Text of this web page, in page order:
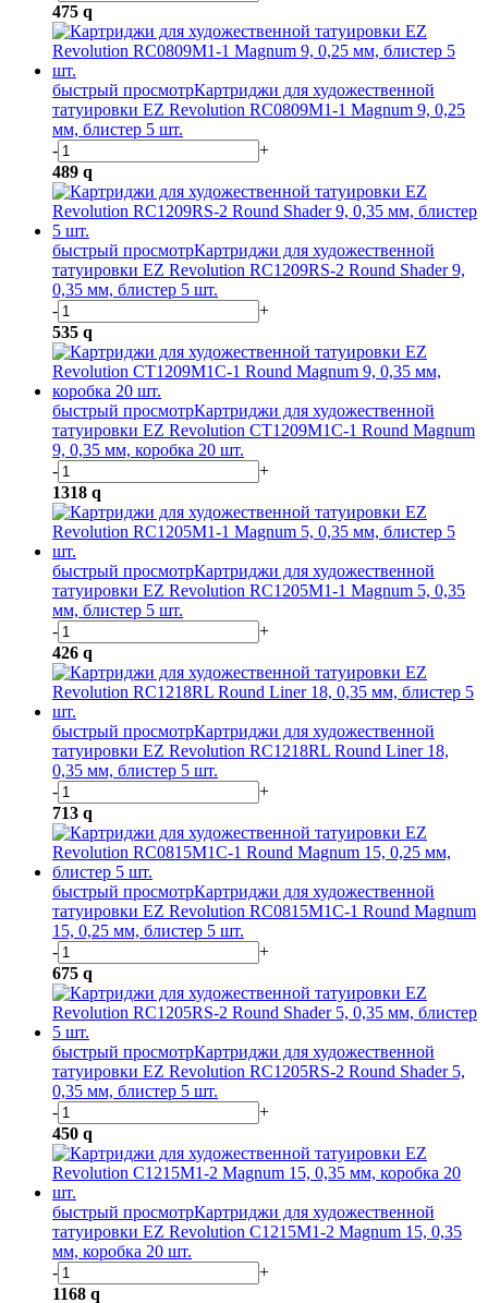
475 q
быстрый просмотрКартриджи для художественной
татуировки EZ Revolution RC0809M1-1 Magnum 9, 0,25
мм, блистер 5 шт.
-
+
489 q
быстрый просмотрКартриджи для художественной
татуировки EZ Revolution RC1209RS-2 Round Shader 9,
0,35 мм, блистер 5 шт.
-
+
535 q
быстрый просмотрКартриджи для художественной
татуировки EZ Revolution CT1209M1C-1 Round Magnum
9, 0,35 мм, коробка 20 шт.
-
+
1318 q
быстрый просмотрКартриджи для художественной
татуировки EZ Revolution RC1205M1-1 Magnum 5, 0,35
мм, блистер 5 шт.
-
+
426 q
быстрый просмотрКартриджи для художественной
татуировки EZ Revolution RC1218RL Round Liner 18,
0,35 мм, блистер 5 шт.
-
+
713 q
быстрый просмотрКартриджи для художественной
татуировки EZ Revolution RC0815M1C-1 Round Magnum
15, 0,25 мм, блистер 5 шт.
-
+
675 q
быстрый просмотрКартриджи для художественной
татуировки EZ Revolution RC1205RS-2 Round Shader 5,
0,35 мм, блистер 5 шт.
-
+
450 q
быстрый просмотрКартриджи для художественной
татуировки EZ Revolution C1215M1-2 Magnum 15, 0,35
мм, коробка 20 шт.
-
+
1168 q